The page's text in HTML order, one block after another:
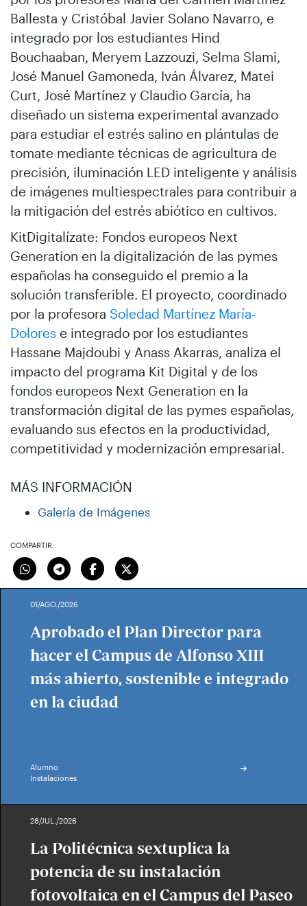
Ballesta y Cristóbal Javier Solano Navarro, e
integrado por los estudiantes Hind
Bouchaaban, Meryem Lazzouzi, Selma Slami,
José Manuel Gamoneda, Iván Álvarez, Matei
Curt, José Martínez y Claudio García, ha
diseñado un sistema experimental avanzado
para estudiar el estrés salino en plántulas de
tomate mediante técnicas de agricultura de
precisión, iluminación LED inteligente y análisis
de imágenes multiespectrales para contribuir a
la mitigación del estrés abiótico en cultivos.
KitDigitalízate: Fondos europeos Next
Generation en la digitalización de las pymes
españolas ha conseguido el premio a la
solución transferible. El proyecto, coordinado
por la profesora Soledad Martínez María-
Dolores e integrado por los estudiantes
Hassane Majdoubi y Anass Akarras, analiza el
impacto del programa Kit Digital y de los
fondos europeos Next Generation en la
transformación digital de las pymes españolas,
evaluando sus efectos en la productividad,
competitividad y modernización empresarial.
MÁS INFORMACIÓN
Galería de Imágenes
COMPARTIR:
01/AGO./2026
Aprobado el Plan Director para
hacer el Campus de Alfonso XIII
más abierto, sostenible e integrado
en la ciudad
Alumno
Instalaciones
28/JUL./2026
La Politécnica sextuplica la
potencia de su instalación
fotovoltaica en el Campus del Paseo